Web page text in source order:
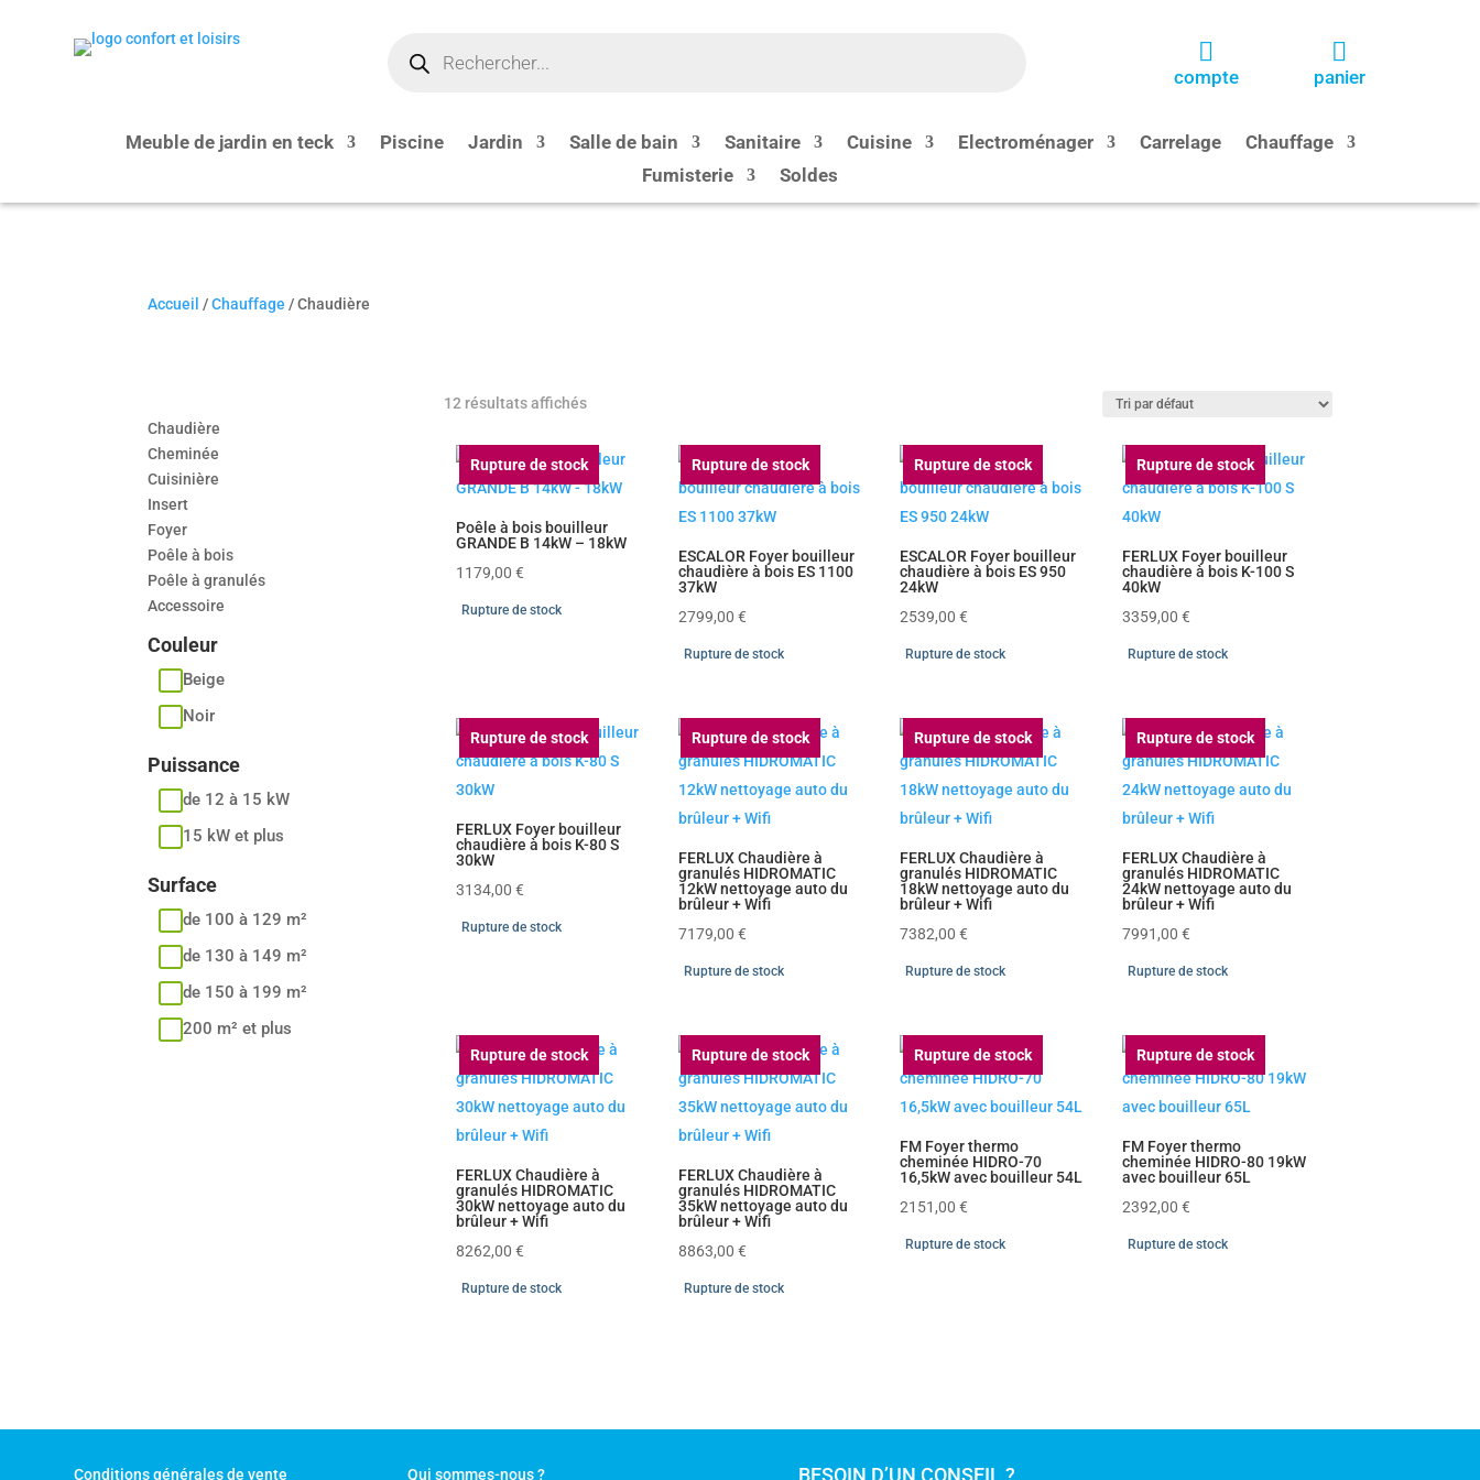
produits

compte

panier
Meuble de jardin en teck Piscine Jardin Salle de bain Sanitaire Cuisine Electroménager Carrelage
Chauffage
Fumisterie
Soldes
Accueil /Chauffage / Chaudière
Chaudière
Cheminée
Cuisinière
Insert
Foyer
Poêle à bois
Poêle à granulés
Accessoire
Couleur
Beige
Noir
Puissance
de 12 à 15 kW
15 kW et plus
Surface
de 100 à 129 m²
de 130 à 149 m²
de 150 à 199 m²
200 m² et plus
12 résultats affichés
Rupture de stock
Poêle à bois bouilleur
GRANDE B 14kW – 18kW
1179,00€
Rupture de stock
Rupture de stock
ESCALOR Foyer bouilleur
chaudière à bois ES 1100
37kW
2799,00 €
Rupture de stock
Rupture de stock
ESCALOR Foyer bouilleur
chaudière à bois ES 950
24kW
2539,00€
Rupture de stock
Rupture de stock
FERLUX Foyer bouilleur
chaudière à bois K-100 S
40kW
3359,00 €
Rupture de stock
Rupture de stock
FERLUX Foyer bouilleur
chaudière à bois K-80 S
30kW
3134,00€
Rupture de stock
Rupture de stock
FERLUX Chaudière à
granulés HIDROMATIC
12kW nettoyage auto du
brûleur + Wifi
7179,00 €
Rupture de stock
Rupture de stock
FERLUX Chaudière à
granulés HIDROMATIC
18kW nettoyage auto du
brûleur + Wifi
7382,00€
Rupture de stock
Rupture de stock
FERLUX Chaudière à
granulés HIDROMATIC
24kW nettoyage auto du
brûleur + Wifi
7991,00 €
Rupture de stock
Rupture de stock
FERLUX Chaudière à
granulés HIDROMATIC
30kW nettoyage auto du
brûleur + Wifi
8262,00€
Rupture de stock
Rupture de stock
FERLUX Chaudière à
granulés HIDROMATIC
35kW nettoyage auto du
brûleur + Wifi
8863,00 €
Rupture de stock
Rupture de stock
FM Foyer thermo
cheminée HIDRO-70
16,5kW avec bouilleur 54L
2151,00€
Rupture de stock
Rupture de stock
FM Foyer thermo
cheminée HIDRO-80 19kW
avec bouilleur 65L
2392,00 €
Rupture de stock
Conditions générales de vente Qui sommes-nous ? BESOIN D’UN CONSEIL ?